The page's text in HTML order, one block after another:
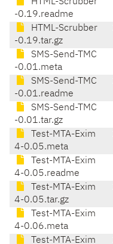
-0.19.readme
HTML-Scrubber
-0.19.tar.gz
SMS-Send-TMC
-0.01.meta
SMS-Send-TMC
-0.01.readme
SMS-Send-TMC
-0.01.tar.gz
Test-MTA-Exim
4-0.05.meta
Test-MTA-Exim
4-0.05.readme
Test-MTA-Exim
4-0.05.tar.gz
Test-MTA-Exim
4-0.06.meta
Test-MTA-Exim